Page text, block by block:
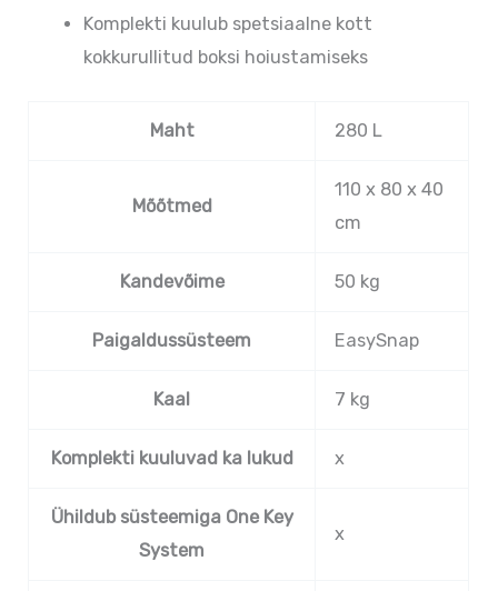
Komplekti kuulub spetsiaalne kott
kokkurullitud boksi hoiustamiseks
Maht 280 L
Mõõtmed
110 x 80 x 40
cm
Kandevõime 50 kg
Paigaldussüsteem EasySnap
Kaal 7 kg
Komplekti kuuluvad ka lukud x
Ühildub süsteemiga One Key
System
x